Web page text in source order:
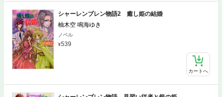
シャーレンブレン物語2 癒し姫の結婚
柚木空 鳴海ゆき
ノベル
539
カートへ